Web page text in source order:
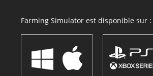
Farming Simulator est disponible sur :